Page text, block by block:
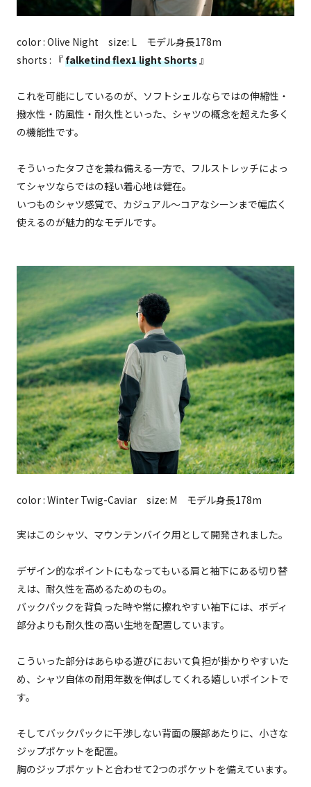
color : Olive Night size: L モデル身長178m
shorts : 『falketind flex1 light Shorts』
これを可能にしているのが、ソフトシェルならではの伸縮性・
撥水性・防風性・耐久性といった、シャツの概念を超えた多く
の機能性です。
そういったタフさを兼ね備える一方で、フルストレッチによっ
てシャツならではの軽い着心地は健在。
いつものシャツ感覚で、カジュアル～コアなシーンまで幅広く
使えるのが魅力的なモデルです。
color : Winter Twig-Caviar size: M モデル身長178m
実はこのシャツ、マウンテンバイク用として開発されました。
デザイン的なポイントにもなってもいる肩と袖下にある切り替
えは、耐久性を高めるためのもの。
バックパックを背負った時や常に擦れやすい袖下には、ボディ
部分よりも耐久性の高い生地を配置しています。
こういった部分はあらゆる遊びにおいて負担が掛かりやすいた
め、シャツ自体の耐用年数を伸ばしてくれる嬉しいポイントで
す。
そしてバックパックに干渉しない背面の腰部あたりに、小さな
ジップポケットを配置。
胸のジップポケットと合わせて2つのポケットを備えています。